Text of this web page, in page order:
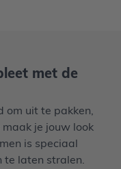
met de
om uit te pakken,
maak je jouw look
is speciaal
te laten stralen.